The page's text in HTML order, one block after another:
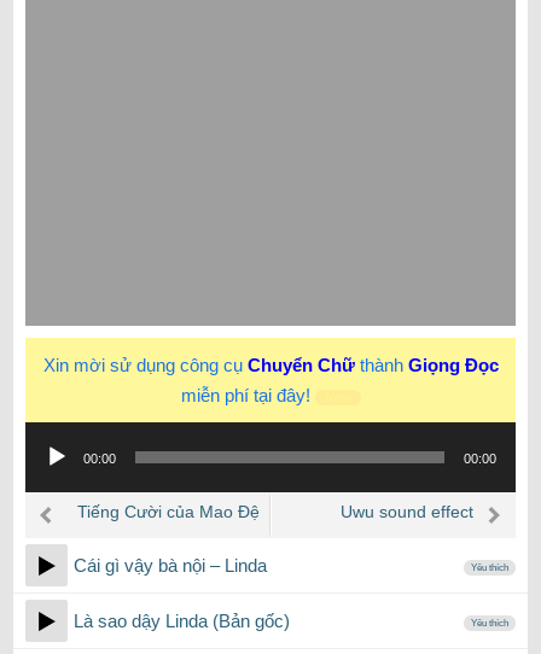
Xin mời sử dụng công cụ Chuyển Chữthành Giọng Đọc
miễn phí tại đây!
phát
âm
thanh
00:00 00:00
Tiếng Cười của Mao Đệ
Uwu sound effect
Cái gì vậy bà nội – Linda Yêu thích
Là sao dậy Linda (Bản gốc) Yêu thích